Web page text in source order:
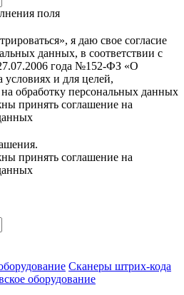
поля
я даю свое согласие
данных, в соответствии с
года №152-ФЗ «О
и для целей,
обработку персональных данных
принять соглашение на
принять соглашение на
Сканеры штрих-кода
оборудование